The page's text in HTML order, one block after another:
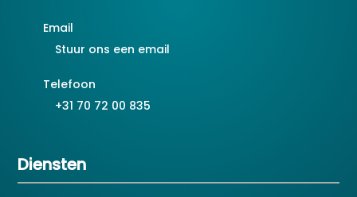
Email
Stuur ons een email
Telefoon
+31 70 72 00 835
Diensten